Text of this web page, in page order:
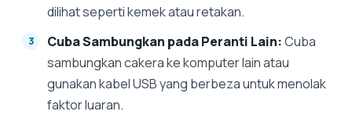
dilihat seperti kemek atau retakan.
Cuba Sambungkan pada Peranti Lain:Cuba
sambungkan cakera ke komputer lain atau
gunakan kabel USB yang berbeza untuk menolak
faktor luaran.